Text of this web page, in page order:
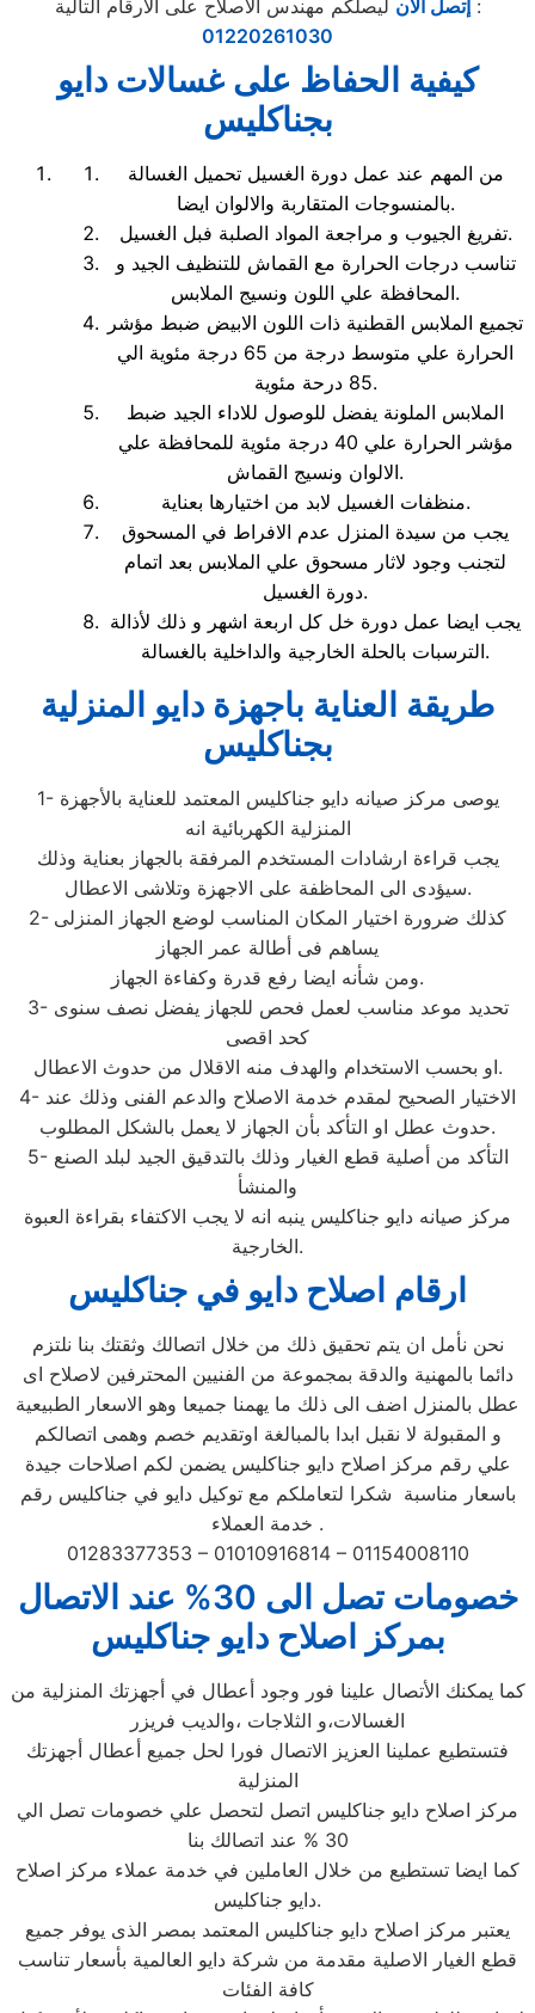
إتصل الآنليصلكم مهندس الاصلاح على الأرقام التالية :
01220261030
كيفية الحفاظ على غسالات دايو
بجناكليس
من المهم عند عمل دورة الغسيل تحميل الغسالة
بالمنسوجات المتقاربة والالوان ايضا.
تفريغ الجيوب و مراجعة المواد الصلبة فبل الغسيل.
تناسب درجات الحرارة مع القماش للتنظيف الجيد و
المحافظة علي اللون ونسيج الملابس.
تجميع الملابس القطنية ذات اللون الابيض ضبط مؤشر
الحرارة علي متوسط درجة من 65 درجة مئوية الي
85 درحة مئوية.
الملابس الملونة يفضل للوصول للاداء الجيد ضبط
مؤشر الحرارة علي 40 درجة مئوية للمحافظة علي
الالوان ونسيج القماش.
منظفات الغسيل لابد من اختيارها بعناية.
يجب من سيدة المنزل عدم الافراط في المسحوق
لتجنب وجود لاثار مسحوق علي الملابس بعد اتمام
دورة الغسيل.
يجب ايضا عمل دورة خل كل اربعة اشهر و ذلك لأذالة
الترسبات بالحلة الخارجية والداخلية بالغسالة.
طريقة العناية باجهزة دايو المنزلية
بجناكليس
1- يوصى مركز صيانه دايو جناكليس المعتمد للعناية بالأجهزة
المنزلية الكهربائية انه
يجب قراءة ارشادات المستخدم المرفقة بالجهاز بعناية وذلك
سيؤدى الى المحاظفة على الاجهزة وتلاشى الاعطال.
2- كذلك ضرورة اختيار المكان المناسب لوضع الجهاز المنزلى
يساهم فى أطالة عمر الجهاز
ومن شأنه ايضا رفع قدرة وكفاءة الجهاز.
3- تحديد موعد مناسب لعمل فحص للجهاز يفضل نصف سنوى
كحد اقصى
او بحسب الاستخدام والهدف منه الاقلال من حدوث الاعطال.
4- الاختيار الصحيح لمقدم خدمة الاصلاح والدعم الفنى وذلك عند
حدوث عطل او التأكد بأن الجهاز لا يعمل بالشكل المطلوب.
5- التأكد من أصلية قطع الغيار وذلك بالتدقيق الجيد لبلد الصنع
والمنشأ
مركز صيانه دايو جناكليس ينبه انه لا يجب الاكتفاء بقراءة العبوة
الخارجية.
ارقام اصلاح دايو في جناكليس
نحن نأمل ان يتم تحقيق ذلك من خلال اتصالك وثقتك بنا نلتزم
دائما بالمهنية والدقة بمجموعة من الفنيين المحترفين لاصلاح اى
عطل بالمنزل اضف الى ذلك ما يهمنا جميعا وهو الاسعار الطبيعية
و المقبولة لا نقبل ابدا بالمبالغة اوتقديم خصم وهمى اتصالكم
علي رقم مركز اصلاح دايو جناكليس يضمن لكم اصلاحات جيدة
باسعار مناسبة شكرا لتعاملكم مع توكيل دايو في جناكليس رقم
خدمة العملاء .
01283377353 – 01010916814 – 01154008110
خصومات تصل الى 30% عند الاتصال
بمركز اصلاح دايو جناكليس
كما يمكنك الأتصال علينا فور وجود أعطال في أجهزتك المنزلية من
الغسالات،و الثلاجات ،والديب فريزر
فتستطيع عملينا العزيز الاتصال فورا لحل جميع أعطال أجهزتك
المنزلية
مركز اصلاح دايو جناكليس اتصل لتحصل علي خصومات تصل الي
30 % عند اتصالك بنا
كما ايضا تستطيع من خلال العاملين في خدمة عملاء مركز اصلاح
دايو جناكليس.
يعتبر مركز اصلاح دايو جناكليس المعتمد بمصر الذى يوفر جميع
قطع الغيار الاصلية مقدمة من شركة دايو العالمية بأسعار تناسب
كافة الفئات